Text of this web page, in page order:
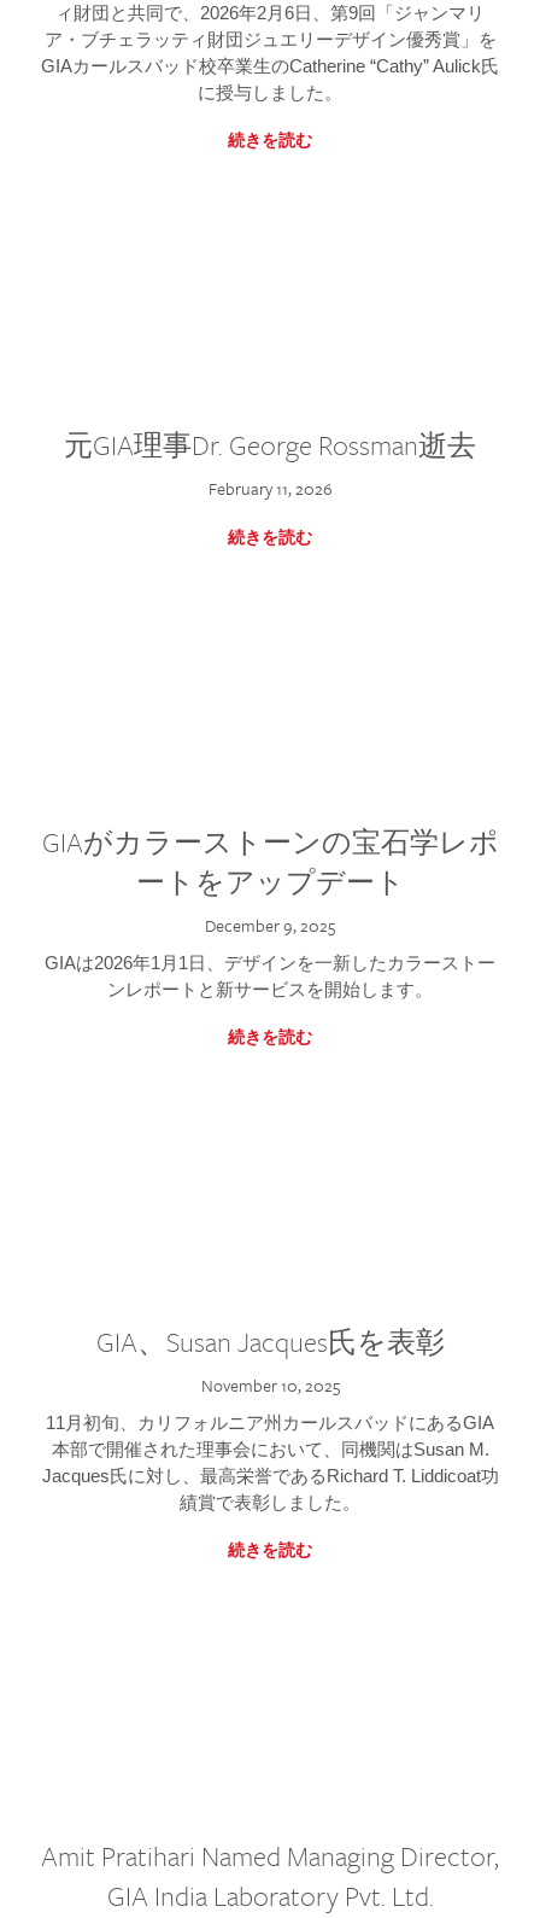
ィ財団と共同で、2026年2月6日、第9回「ジャンマリ
ア・ブチェラッティ財団ジュエリーデザイン優秀賞」を
GIAカールスバッド校卒業生のCatherine “Cathy” Aulick氏
に授与しました。
続きを読む
元GIA理事Dr. George Rossman逝去
February 11, 2026
続きを読む
GIAがカラーストーンの宝石学レポ
ートをアップデート
December 9, 2025
GIAは2026年1月1日、デザインを一新したカラーストー
ンレポートと新サービスを開始します。
続きを読む
GIA、Susan Jacques氏を表彰
November 10, 2025
11月初旬、カリフォルニア州カールスバッドにあるGIA
本部で開催された理事会において、同機関はSusan M.
Jacques氏に対し、最高栄誉であるRichard T. Liddicoat功
績賞で表彰しました。
続きを読む
Amit Pratihari Named Managing Director,
GIA India Laboratory Pvt. Ltd.